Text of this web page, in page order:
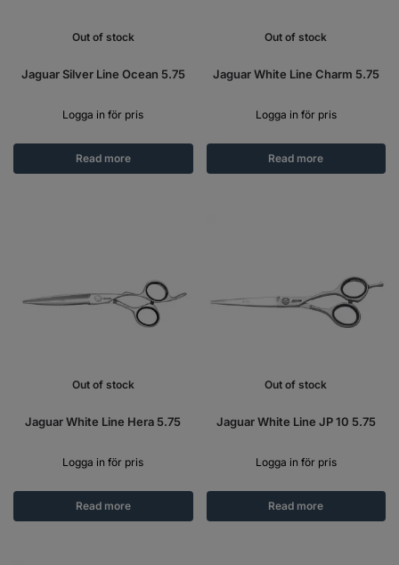
Out of stock
Jaguar Silver Line Ocean 5.75
Logga in för pris
Read more
Out of stock
Jaguar White Line Charm 5.75
Logga in för pris
Read more
Out of stock
Jaguar White Line Hera 5.75
Logga in för pris
Read more
Out of stock
Jaguar White Line JP 10 5.75
Logga in för pris
Read more